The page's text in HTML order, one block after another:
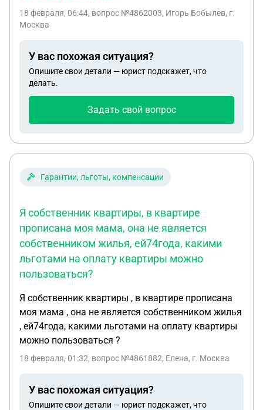
собственников сменена нашего ТСЖ на УК,
этажа и в ГИС ЖКХ. ТСЖ ссылается на часть 6
статьи 45 ЖК РФ, что наша общая площадь
помещений в доме только 4%, а не 10%. Я же
думаю, что по статье 45 ЖКРФ любой
собственник может инициировать общее
18 февраля, 06:44, вопрос №4862003, Игорь Бобылев, г.
Москва
У вас похожая ситуация?
Опишите свои детали — юрист подскажет, что
делать.
Задать свой вопрос
Гарантии, льготы, компенсации
Я собственник квартиры, в квартире
прописана моя мама, она не является
собственником жилья, ей74года, какими
льготами на оплату квартиры можно
пользоваться?
Я собственник квартиры , в квартире прописана
моя мама , она не является собственником жилья
, ей74года, какими льготами на оплату квартиры
можно пользоваться ?
18 февраля, 01:32, вопрос №4861882, Елена, г. Москва
У вас похожая ситуация?
Опишите свои детали — юрист подскажет, что